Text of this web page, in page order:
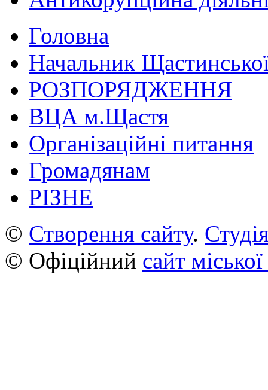
Головна
Начальник
РОЗПОРЯДЖЕННЯ
ВЦА м.Щастя
Організаційні питання
Громадянам
РІЗНЕ
© Створення сайту.
© Офіційний сайт